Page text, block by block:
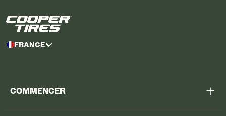
FRANCE
COMMENCER